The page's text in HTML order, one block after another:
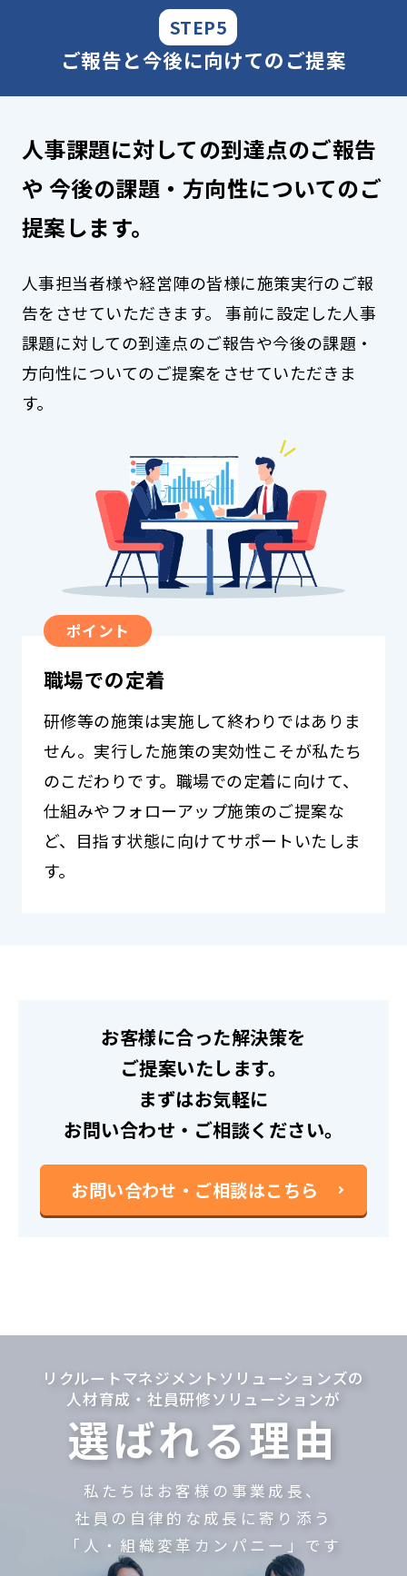
STEP5
ご報告と今後に向けてのご提案
人事課題に対しての到達点のご報告
や 今後の課題・方向性についてのご
提案します。
人事担当者様や経営陣の皆様に施策実行のご報
告をさせていただきます。
事前に設定した人事
課題に対しての到達点のご報告や今後の課題・
方向性についてのご提案をさせていただきま
す。
ポイント
職場での定着
研修等の施策は実施して終わりではありま
せん。実行した施策の実効性こそが私たち
のこだわりです。職場での定着に向けて、
仕組みやフォローアップ施策のご提案な
ど、目指す状態に向けてサポートいたしま
す。
お客様に合った解決策を
ご提案いたします。
まずはお気軽に
お問い合わせ・ご相談ください。
お問い合わせ・ご相談はこちら
リクルートマネジメントソリューションズの
人材育成・社員研修ソリューションが
選ばれる理由
私たちはお客様の事業成長、
社員の自律的な成長に寄り添う
「人・組織変革カンパニー」です